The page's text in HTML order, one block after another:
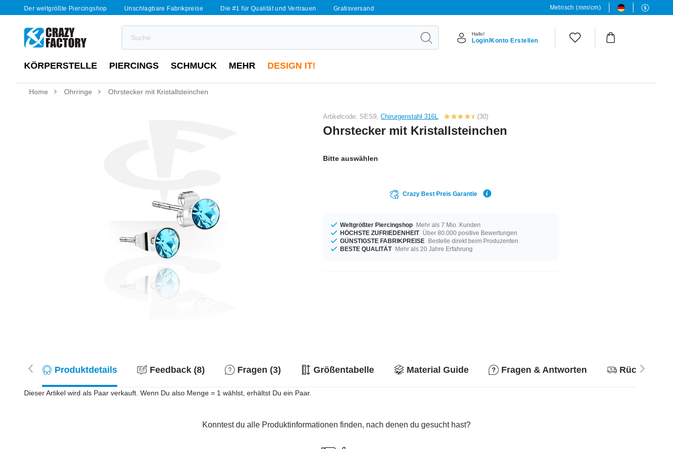
Der weltgrößte Piercingshop Unschlagbare Fabrikpreise Die #1 für Qualität und Vertrauen Gratisversand Metrisch (mm/cm)
Hallo!
Login/Konto Erstellen
KÖRPERSTELLE PIERCINGS SCHMUCK MEHR DESIGN IT!
Home Ohrringe Ohrstecker mit Kristallsteinchen
Artikelcode: SES9,Chirurgenstahl 316L (30)
Ohrstecker mit Kristallsteinchen
Bitte auswählen
Crazy Best Preis Garantie
Weltgrößter Piercingshop Mehr als 7 Mio. Kunden
HÖCHSTE ZUFRIEDENHEIT Über 80.000 positive Bewertungen
GÜNSTIGSTE FABRIKPREISE Bestelle direkt beim Produzenten
BESTE QUALITÄT Mehr als 20 Jahre Erfahrung
Produktdetails Feedback (8) Fragen (3) Größentabelle Material Guide Fragen & Antworten
Dieser Artikel wird als Paar verkauft. Wenn Du also Menge = 1 wählst, erhältst Du ein Paar.
Konntest du alle Produktinformationen finden, nach denen du gesucht hast?